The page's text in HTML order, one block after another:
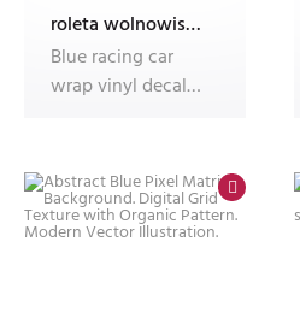
roleta wolnowisząca electro z nadrukiem
Blue racing car
wrap vinyl decal